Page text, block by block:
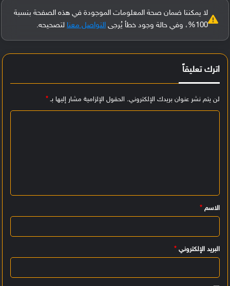
لا يمكننا ضمان صحة المعلومات الموجودة في هذه الصفحة بنسبة
100%، وفي حالة وجود خطأ يُرجى
التواصل معنا لتصحيحه.
اترك تعليقاً
لن يتم نشر عنوان بريدك الإلكتروني. الحقول الإلزامية مشار إليها بـ*
ي
ق
الاسم *
البريد الإلكتروني *